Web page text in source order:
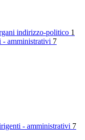
indirizzo-politico 1
- amministrativi 7
- amministrativi 7